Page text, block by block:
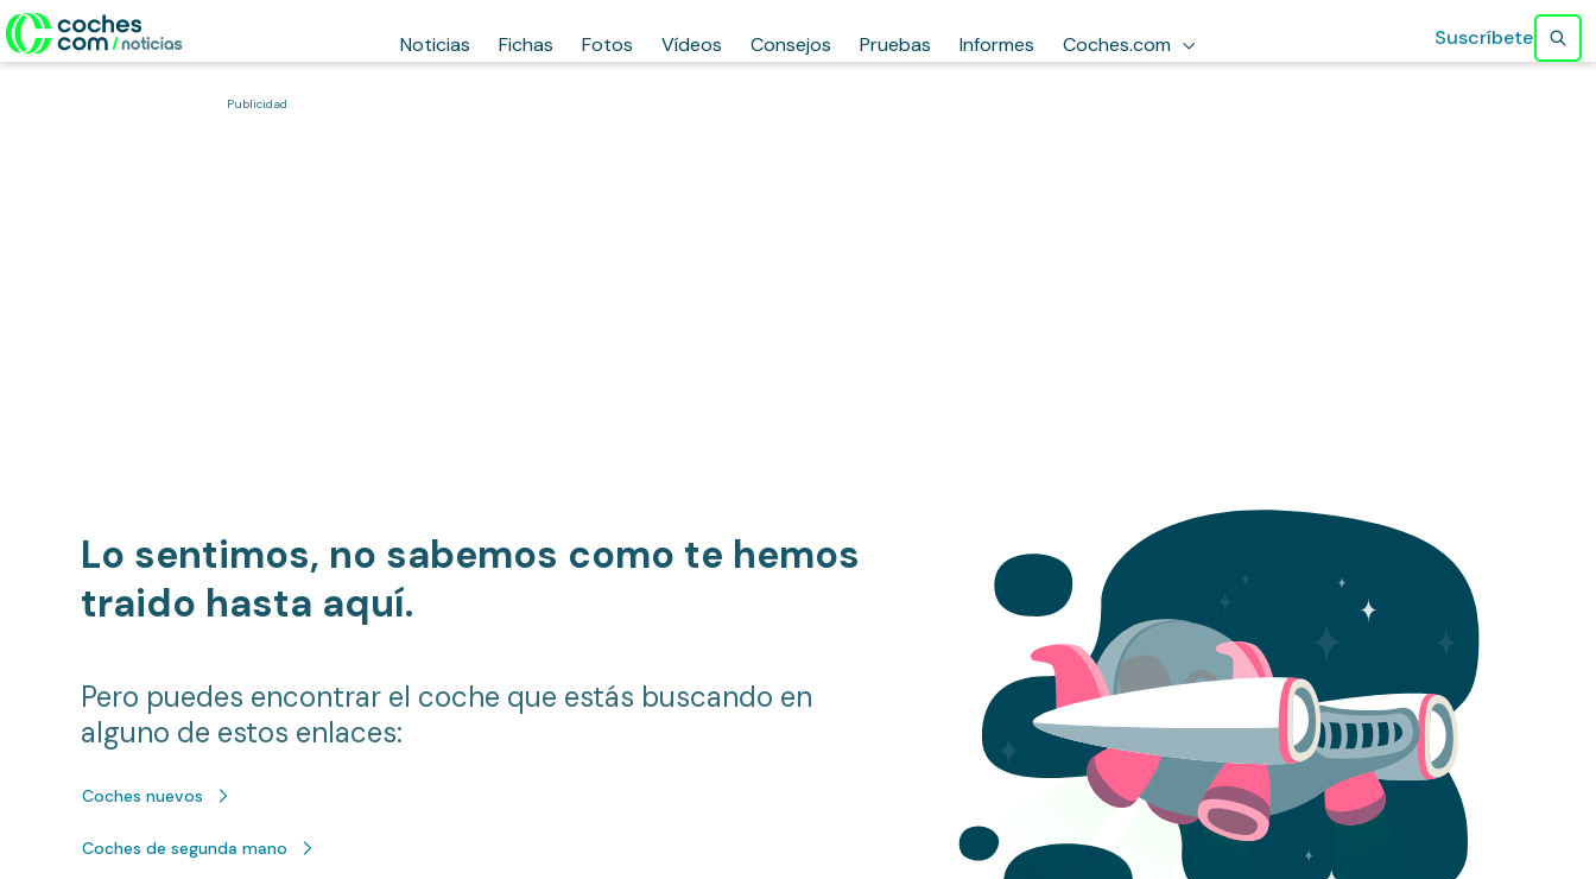
Noticias Fichas Fotos Vídeos Consejos Pruebas Informes Coches.com Suscríbete
Publicidad
Lo sentimos, no sabemos como te hemos
traido hasta aquí.
Pero puedes encontrar el coche que estás buscando en
alguno de estos enlaces:
Coches nuevos
Coches de segunda mano